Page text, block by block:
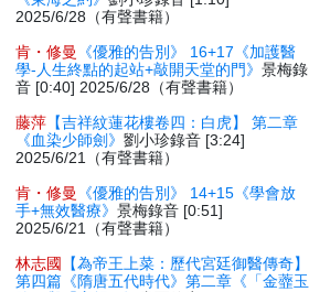
2025/6/28（有聲書籍）
肯・修曼
《優雅的告別》 16+17《加護醫
學-人生終點的起站+敲開天堂的門》景梅錄
音 [0:40] 2025/6/28（有聲書籍）
藤萍 【吉祥紋蓮花樓卷四：白虎】 第二章
《血染少師劍》劉小珍錄音 [3:24]
2025/6/21（有聲書籍）
肯・修曼
《優雅的告別》 14+15《學會放
手+無效醫療》景梅錄音 [0:51]
2025/6/21（有聲書籍）
林志國
【為帝王上菜：歷代宮廷御醫傳奇】
第四篇《隋唐五代時代》第二章《「金虀玉